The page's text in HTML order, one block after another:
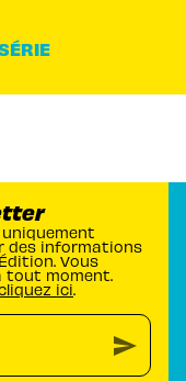
des informations
Vous
tout moment.
ici.
send